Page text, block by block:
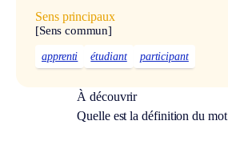
Sens principaux
[Sens commun]
apprenti étudiant participant
À découvrir
Quelle est la définition du mot